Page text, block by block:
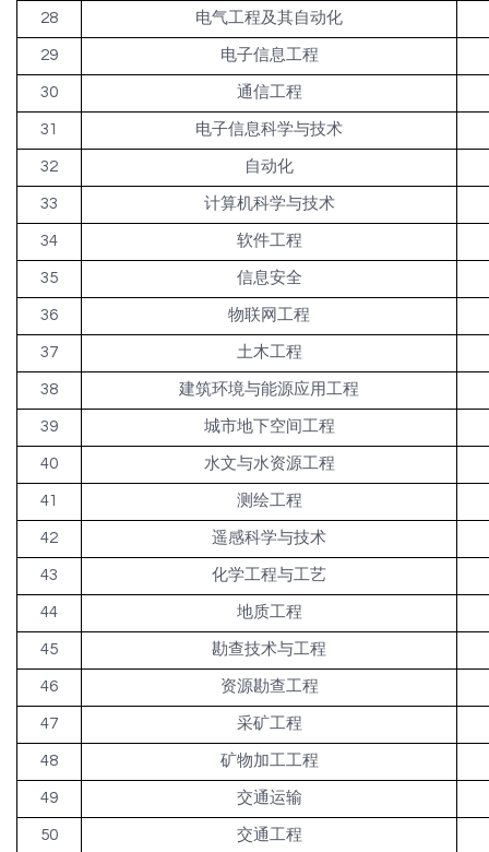
28 电气工程及其自动化
29 电子信息工程
30 通信工程
31 电子信息科学与技术
32 自动化
33 计算机科学与技术
34 软件工程
35 信息安全
36 物联网工程
37 土木工程
38 建筑环境与能源应用工程
39 城市地下空间工程
40 水文与水资源工程
41 测绘工程
42 遥感科学与技术
43 化学工程与工艺
44 地质工程
45 勘查技术与工程
46 资源勘查工程
47 采矿工程
48 矿物加工工程
49 交通运输
50 交通工程